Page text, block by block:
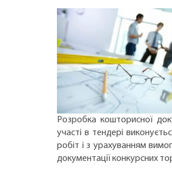
Розробка кошторисної
участі в тендері
робіт і з урахуванням
документації конкурсних